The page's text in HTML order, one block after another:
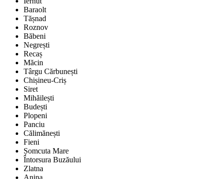
Baraolt
Tășnad
Roznov
Băbeni
Negrești
Recaș
Măcin
Târgu Cărbunești
Chișineu-Criș
Siret
Mihăilești
Budești
Plopeni
Panciu
Călimănești
Fieni
Șomcuta Mare
Întorsura Buzăului
Zlatna